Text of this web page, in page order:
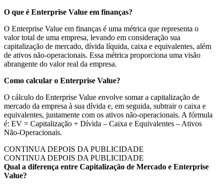
O que é Enterprise Value em finanças?
O Enterprise Value em finanças é uma métrica que representa o
valor total de uma empresa, levando em consideração sua
capitalização de mercado, dívida líquida, caixa e equivalentes, além
de ativos não-operacionais. Essa métrica proporciona uma visão
abrangente do valor real da empresa.
Como calcular o Enterprise Value?
O cálculo do Enterprise Value envolve somar a capitalização de
mercado da empresa à sua dívida e, em seguida, subtrair o caixa e
equivalentes, juntamente com os ativos não-operacionais. A fórmula
é: EV = Capitalização + Dívida – Caixa e Equivalentes – Ativos
Não-Operacionais.
CONTINUA DEPOIS DA PUBLICIDADE
CONTINUA DEPOIS DA PUBLICIDADE
Qual a diferença entre Capitalização de Mercado e Enterprise
Value?